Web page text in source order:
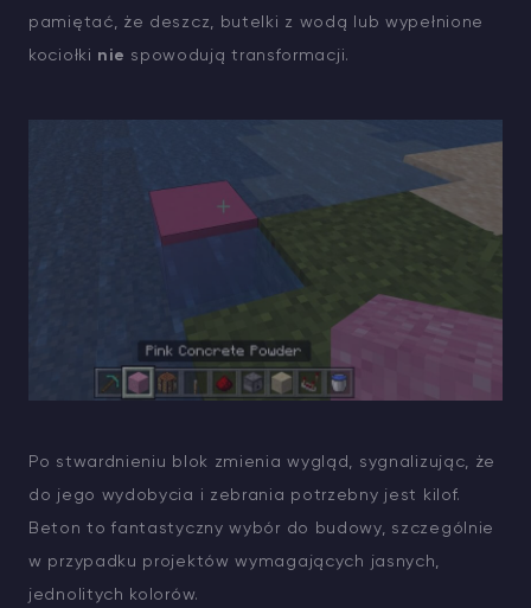
pamiętać, że deszcz, butelki z wodą lub wypełnione
kociołki nie spowodują transformacji.
Po stwardnieniu blok zmienia wygląd, sygnalizując, że
do jego wydobycia i zebrania potrzebny jest kilof.
Beton to fantastyczny wybór do budowy, szczególnie
w przypadku projektów wymagających jasnych,
jednolitych kolorów.